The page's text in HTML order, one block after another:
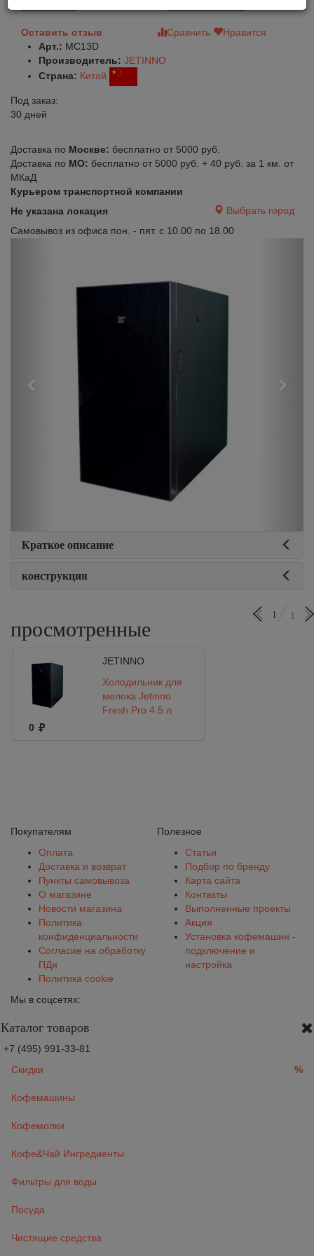
Оставить отзыв Сравнить
Нравится
Арт.: MC13D
Производитель: JETINNO
Страна: Китай
Под заказ:
30 дней
Доставка по Москве: бесплатно от 5000 руб.
Доставка по МО: бесплатно от 5000 руб. + 40 руб. за 1 км. от
МКаД
Курьером транспортной компании
Не указана локация
Выбрать город
Самовывоз из офиса пон. - пят. с 10.00 по 18.00
Краткое описание
конструкция
просмотренные
1 1
JETINNO
Холодильник для
молока Jetinno
Fresh Pro 4.5 л
0
Покупателям
Оплата
Доставка и возврат
Пункты самовывоза
О магазине
Новости магазина
Политика
конфиденциальности
Согласие на обработку
ПДн
Политика cookie
Полезное
Статьи
Подбор по бренду
Карта сайта
Контакты
Выполненные проекты
Акция
Установка кофемашин -
подключение и
настройка
Мы в соцсетях:
Каталог товаров
+7 (495) 991-33-81
Скидки
%
Кофемашины
Кофемолки
Кофе&Чай Ингредиенты
Фильтры для воды
Посуда
Чистящие средства